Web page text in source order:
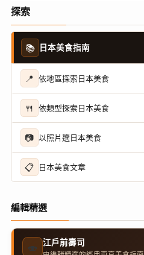
探索
📚 日本美食指南
📍 依地區探索日本美食
🍴 依類型探索日本美食
📷 以照片選日本美食
📋 日本美食文章
編輯精選
🍣 江戶前壽司